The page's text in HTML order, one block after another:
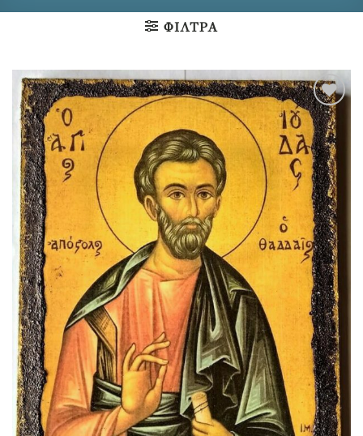
ΦΊΛΤΡΑ
Προσθήκη
στα
αγαπημένα